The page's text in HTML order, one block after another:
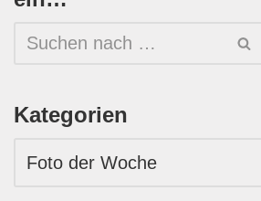
Kategorien